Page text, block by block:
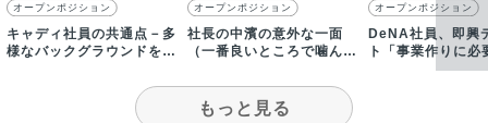
オープンポジション
キャディ社員の共通点－多
様なバックグラウンドをも
オープンポジション
社長の中濱の意外な一面
（一番良いところで噛んで
画】
オープンポジション
DeNA社員、即興
ト「事業作りに必
人か？お金か？」
もっと見る